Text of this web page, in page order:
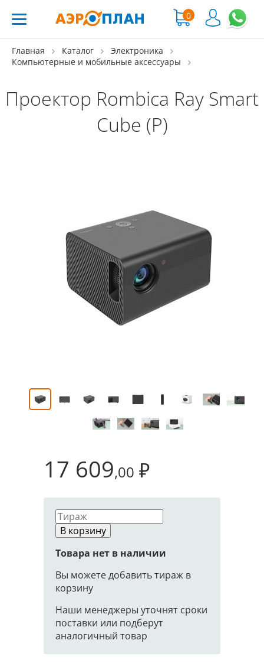
0
Главная Каталог
Электроника
Компьютерные и мобильные аксессуары
Проектор Rombica Ray Smart
Cube (P)
17 609,00 ₽
В корзину
Товара нет в наличии
Вы можете добавить тираж в
корзину
Наши менеджеры уточнят сроки
поставки или подберут
аналогичный товар